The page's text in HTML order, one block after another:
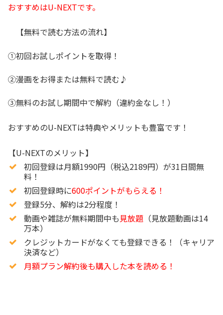
おすすめはU-NEXTです。
【無料で読む方法の流れ】
①初回お試しポイントを取得！
②漫画をお得または無料で読む♪
③無料のお試し期間中で解約（違約金なし！）
おすすめのU-NEXTは特典やメリットも豊富です！
【U-NEXTのメリット】
初回登録は月額1990円（税込2189円）が31日間無
料！
初回登録時に600ポイントがもらえる！
登録5分、解約は2分程度！
動画や雑誌が無料期間中も 見放題 （見放題動画は14
万本）
クレジットカードがなくても登録できる！（キャリア
決済など）
月額プラン解約後も購入した本を読める！